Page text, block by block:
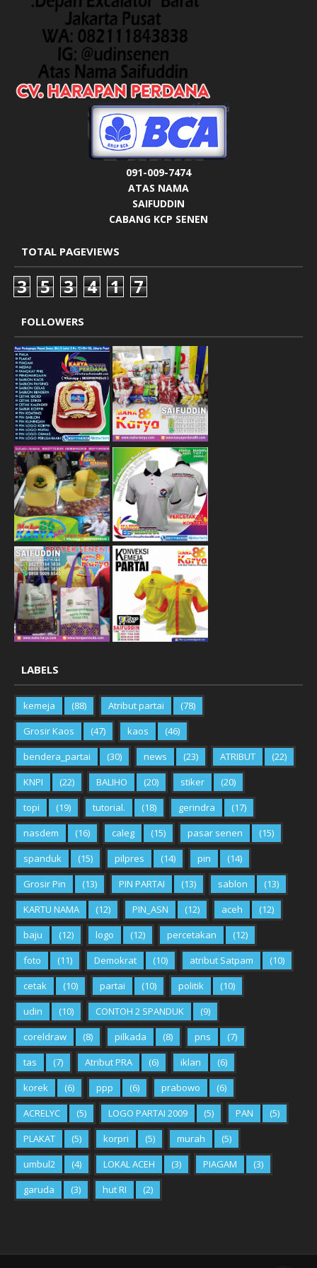
091-009-7474
ATAS NAMA
SAIFUDDIN
CABANG KCP SENEN
TOTAL PAGEVIEWS
3 5 3 4 1 7
FOLLOWERS
LABELS
kemeja (88) Atribut partai
(78)
Grosir Kaos
(47) kaos
(46)
bendera_partai
(30) news (23) ATRIBUT
(22)
KNPI
(22) BALIHO (20) stiker
(20)
topi
(19) tutorial. (18) gerindra
(17)
nasdem
(16) caleg (15) pasar senen
(15)
spanduk
(15) pilpres (14) pin
(14)
Grosir Pin
(13) PIN PARTAI (13) sablon
(13)
KARTU NAMA
(12) PIN_ASN (12) aceh
(12)
baju
(12) logo (12) percetakan
(12)
foto
(11) Demokrat (10) atribut Satpam
(10)
cetak
(10) partai (10) politik
(10)
udin
(10) CONTOH 2 SPANDUK
(9)
coreldraw
(8) pilkada (8) pns
(7)
tas
(7) Atribut PRA (6) iklan
(6)
korek
(6) ppp (6) prabowo
(6)
ACRELYC
(5) LOGO PARTAI 2009 (5) PAN
(5)
PLAKAT
(5) korpri (5) murah
(5)
umbul2
(4) LOKAL ACEH (3) PIAGAM
(3)
garuda
(3) hut RI (2)